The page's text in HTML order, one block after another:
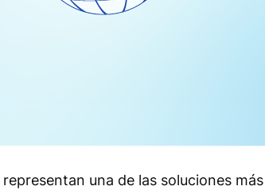
una de las soluciones